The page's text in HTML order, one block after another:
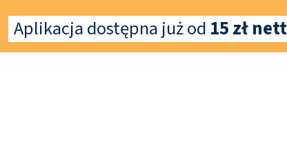
Aplikacja dostępna już od 15 zł